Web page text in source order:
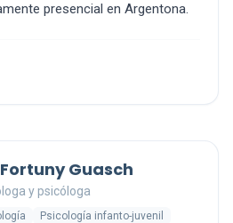
presencial en Argentona.
Guasch
y psicóloga
Psicología infanto-juvenil